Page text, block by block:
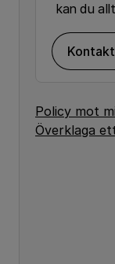
kan du
Policy mot
Överklaga